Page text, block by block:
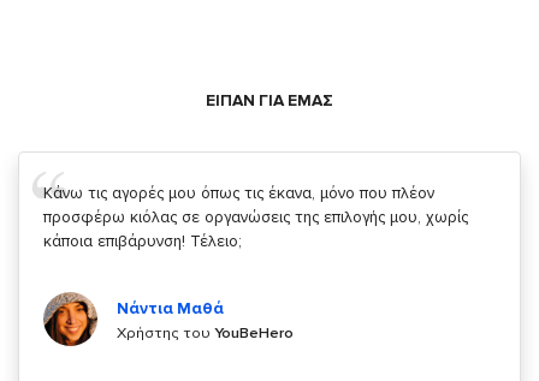
ΕΙΠΑΝ ΓΙΑ ΕΜΑΣ
Σας ευχαριστώ που μας δίνετε την δυνατότητα να κάνουμε
κάτι!
Χρήστης τουYouBeHero